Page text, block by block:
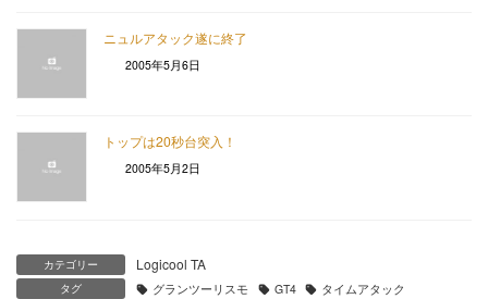
ニュルアタック遂に終了
2005年5月6日
トップは20秒台突入！
2005年5月2日
カテゴリー Logicool TA
タグ グランツーリスモ GT4
タイムアタック